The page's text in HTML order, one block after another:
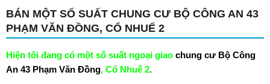
BÁN MỘT SỐ SUẤT CHUNG CƯ BỘ CÔNG AN 43
PHẠM VĂN ĐỒNG, CỔ NHUẾ 2
Hiện tôi đang có một số suất ngoại giao chung cư Bộ Công
An 43 Phạm Văn Đồng, Cổ Nhuế 2.